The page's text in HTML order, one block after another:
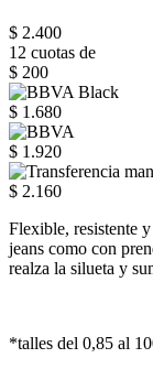
$ 2.400
12 cuotas de
$ 200
$ 1.680
$ 1.920
$ 2.160
Flexible, resistente
jeans como con
realza la silueta y
*talles del 0,85 al